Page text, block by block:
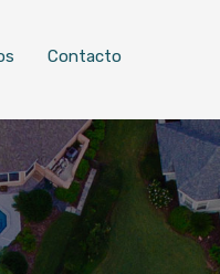
Contacto